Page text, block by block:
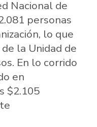
Nacional de
personas
lo que
la Unidad de
En lo corrido
en
$2.105